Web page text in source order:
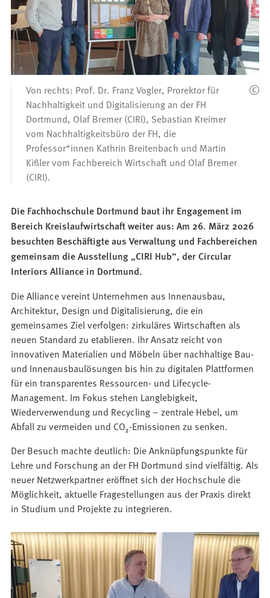
Von rechts: Prof. Dr. Franz Vogler, Prorektor für
Nachhaltigkeit und Digitalisierung an der FH
Dortmund, Olaf Bremer (CIRI), Sebastian Kreimer
vom Nachhaltigkeitsbüro der FH, die
Professor*innen Kathrin Breitenbach und Martin
Kißler vom Fachbereich Wirtschaft und Olaf Bremer
(CIRI).
Die Fachhochschule Dortmund baut ihr Engagement im
Bereich Kreislaufwirtschaft weiter aus: Am 26. März 2026
besuchten Beschäftigte aus Verwaltung und Fachbereichen
gemeinsam die Ausstellung „CIRI Hub“, der Circular
Interiors Alliance in Dortmund.
Die Alliance vereint Unternehmen aus Innenausbau,
Architektur, Design und Digitalisierung, die ein
gemeinsames Ziel verfolgen: zirkuläres Wirtschaften als
neuen Standard zu etablieren. Ihr Ansatz reicht von
innovativen Materialien und Möbeln über nachhaltige Bau-
und Innenausbaulösungen bis hin zu digitalen Plattformen
für ein transparentes Ressourcen- und Lifecycle-
Management. Im Fokus stehen Langlebigkeit,
Wiederverwendung und Recycling – zentrale Hebel, um
Abfall zu vermeiden und CO₂-Emissionen zu senken.
Der Besuch machte deutlich: Die Anknüpfungspunkte für
Lehre und Forschung an der FH Dortmund sind vielfältig. Als
neuer Netzwerkpartner eröffnet sich der Hochschule die
Möglichkeit, aktuelle Fragestellungen aus der Praxis direkt
in Studium und Projekte zu integrieren.